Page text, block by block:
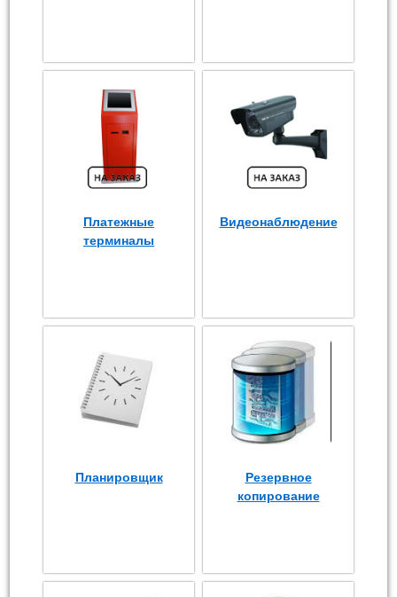
Платежные
терминалы
Видеонаблюдение
Планировщик
Резервное
копирование